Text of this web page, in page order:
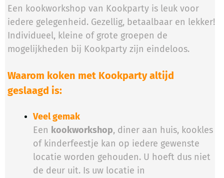
Een kookworkshop van Kookparty is leuk voor
iedere gelegenheid. Gezellig, betaalbaar en lekker!
Individueel, kleine of grote groepen de
mogelijkheden bij Kookparty zijn eindeloos.
Waarom koken met Kookparty altijd
geslaagd is:
Veel gemak
Een kookworkshop, diner aan huis, kookles
of kinderfeestje kan op iedere gewenste
locatie worden gehouden. U hoeft dus niet
de deur uit. Is uw locatie in